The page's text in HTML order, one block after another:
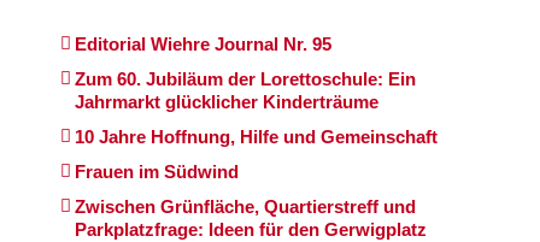
Editorial Wiehre Journal Nr. 95
Zum 60. Jubiläum der Lorettoschule: Ein
Jahrmarkt glücklicher Kinderträume
10 Jahre Hoffnung, Hilfe und Gemeinschaft
Frauen im Südwind
Zwischen Grünfläche, Quartierstreff und
Parkplatzfrage: Ideen für den Gerwigplatz